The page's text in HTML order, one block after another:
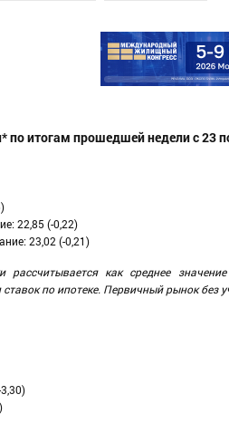
по итогам прошедшей недели с 23
22,85 (-0,22)
23,02 (-0,21)
рассчитывается как среднее
по ипотеке. Первичный рынок